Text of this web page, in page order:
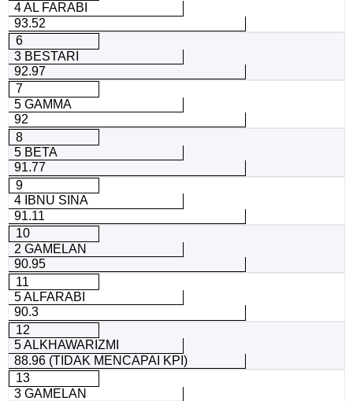
4 AL FARABI
93.52
6
3 BESTARI
92.97
7
5 GAMMA
92
8
5 BETA
91.77
9
4 IBNU SINA
91.11
10
2 GAMELAN
90.95
11
5 ALFARABI
90.3
12
5 ALKHAWARIZMI
88.96 (TIDAK MENCAPAI KPI)
13
3 GAMELAN